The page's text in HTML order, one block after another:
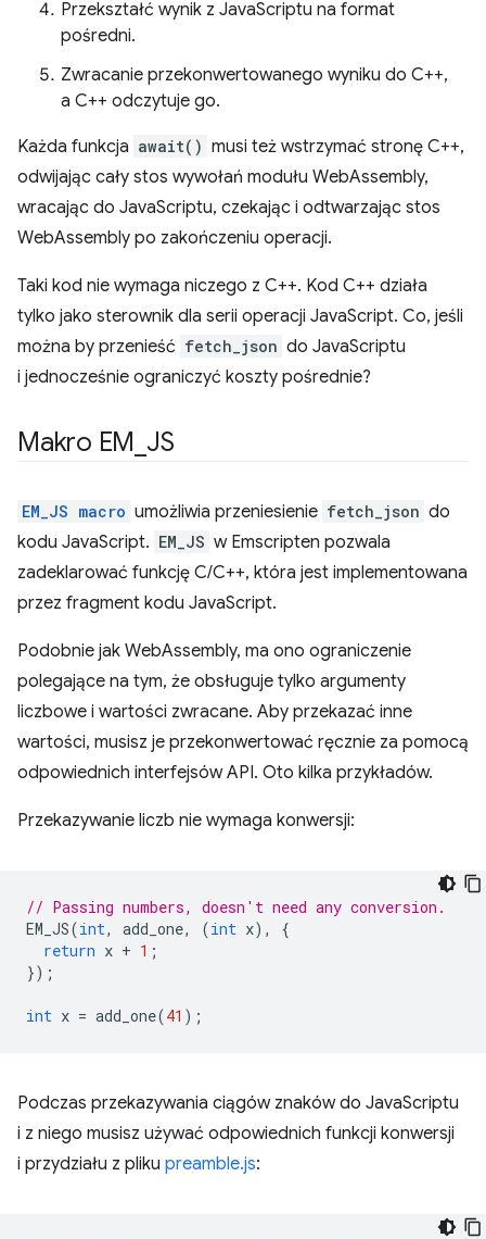
Przekształć wynik z JavaScriptu na format
pośredni.
Zwracanie przekonwertowanego wyniku do C++,
a C++ odczytuje go.
Każda funkcja await() musi też wstrzymać stronę C++,
odwijając cały stos wywołań modułu WebAssembly,
wracając do JavaScriptu, czekając i odtwarzając stos
WebAssembly po zakończeniu operacji.
Taki kod nie wymaga niczego z C++. Kod C++ działa
tylko jako sterownik dla serii operacji JavaScript. Co, jeśli
można by przenieść fetch_json do JavaScriptu
i jednocześnie ograniczyć koszty pośrednie?
Makro EM JS
EM_JS macro umożliwia przeniesienie fetch_json do
kodu JavaScript. EM_JS w Emscripten pozwala
zadeklarować funkcję C/C++, która jest implementowana
przez fragment kodu JavaScript.
Podobnie jak WebAssembly, ma ono ograniczenie
polegające na tym, że obsługuje tylko argumenty
liczbowe i wartości zwracane. Aby przekazać inne
wartości, musisz je przekonwertować ręcznie za pomocą
odpowiednich interfejsów API. Oto kilka przykładów.
Przekazywanie liczb nie wymaga konwersji:
// Passing numbers, doesn't need any conversion.
EM_JS(int, add_one, (int x),
{
return x + 1 ;
});
int x = add_one(41 );
Podczas przekazywania ciągów znaków do JavaScriptu
i z niego musisz używać odpowiednich funkcji konwersji
i przydziału z pliku preamble.js: